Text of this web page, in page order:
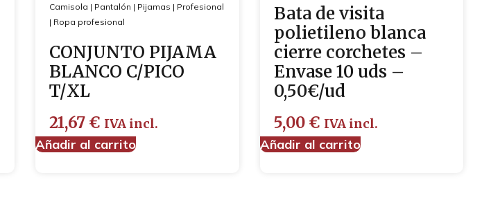
Camisola | Pantalón | Pijamas | Profesional
| Ropa profesional
CONJUNTO PIJAMA
BLANCO C/PICO
T/XL
21,67 € IVA incl.
Añadir al carrito
Bata de visita
polietileno blanca
cierre corchetes –
Envase 10 uds –
0,50€/ud
5,00 € IVA incl.
Añadir al carrito